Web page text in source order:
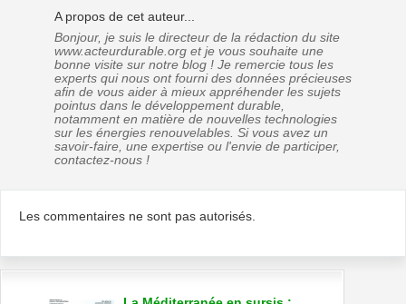
A propos de cet auteur...
Bonjour, je suis le directeur de la rédaction du site
www.acteurdurable.org et je vous souhaite une
bonne visite sur notre blog ! Je remercie tous les
experts qui nous ont fourni des données précieuses
afin de vous aider à mieux appréhender les sujets
pointus dans le développement durable,
notamment en matière de nouvelles technologies
sur les énergies renouvelables. Si vous avez un
savoir-faire, une expertise ou l'envie de participer,
contactez-nous !
Les commentaires ne sont pas autorisés.